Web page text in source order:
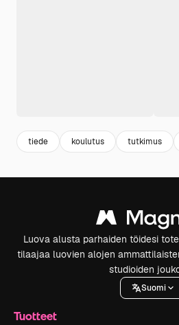
tiede koulutus tutkimus
Luova alusta parhaiden töidesi
tilaajaa luovien alojen
studioiden
Suomi
Tuotteet